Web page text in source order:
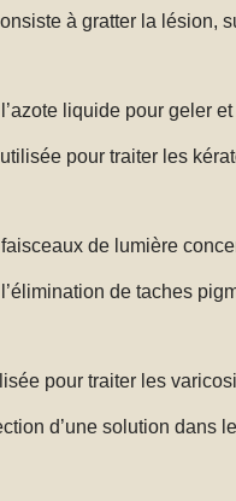
à gratter la lésion,
liquide pour geler
pour traiter les
de lumière
de taches
pour traiter les
d’une solution